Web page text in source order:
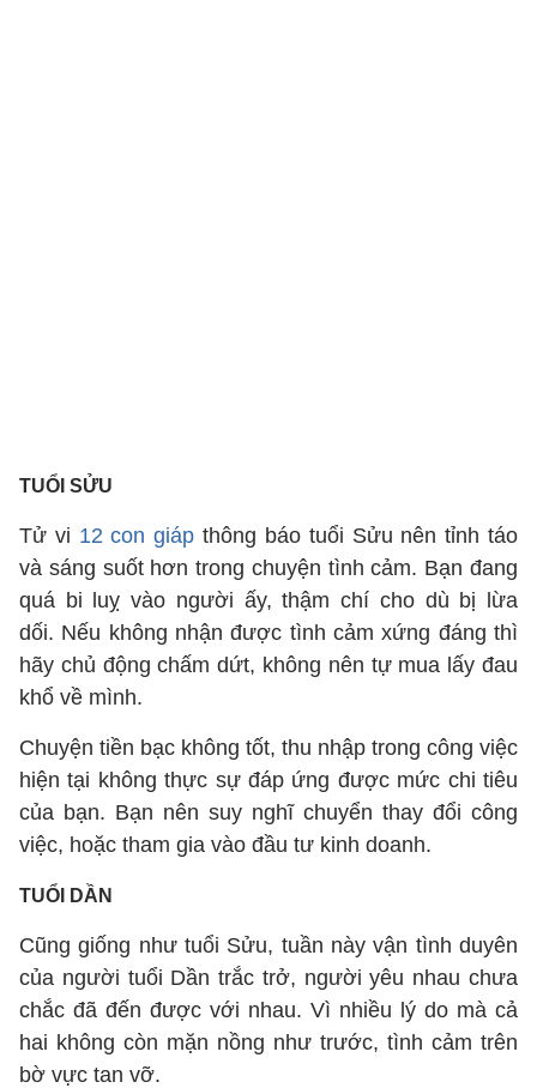
TUỔI SỬU
Tử vi 12 con giáp thông báo tuổi Sửu nên tỉnh táo
và sáng suốt hơn trong chuyện tình cảm. Bạn đang
quá bi luỵ vào người ấy, thậm chí cho dù bị lừa
dối. Nếu không nhận được tình cảm xứng đáng thì
hãy chủ động chấm dứt, không nên tự mua lấy đau
khổ về mình.
Chuyện tiền bạc không tốt, thu nhập trong công việc
hiện tại không thực sự đáp ứng được mức chi tiêu
của bạn. Bạn nên suy nghĩ chuyển thay đổi công
việc, hoặc tham gia vào đầu tư kinh doanh.
TUỔI DẦN
Cũng giống như tuổi Sửu, tuần này vận tình duyên
của người tuổi Dần trắc trở, người yêu nhau chưa
chắc đã đến được với nhau. Vì nhiều lý do mà cả
hai không còn mặn nồng như trước, tình cảm trên
bờ vực tan vỡ.